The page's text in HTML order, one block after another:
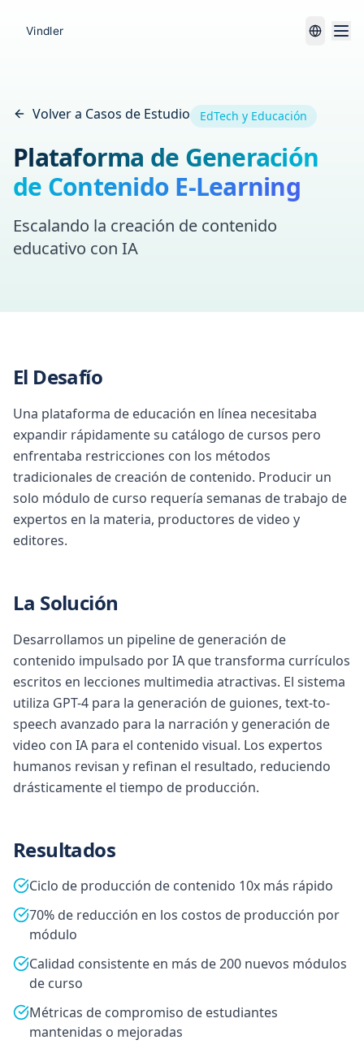
Volver a Casos de Estudio EdTech y Educación
Plataforma de Generación
de Contenido E-Learning
Escalando la creación de contenido
educativo con IA
El Desafío
Una plataforma de educación en línea necesitaba
expandir rápidamente su catálogo de cursos pero
enfrentaba restricciones con los métodos
tradicionales de creación de contenido. Producir un
solo módulo de curso requería semanas de trabajo de
expertos en la materia, productores de video y
editores.
La Solución
Desarrollamos un pipeline de generación de
contenido impulsado por IA que transforma currículos
escritos en lecciones multimedia atractivas. El sistema
utiliza GPT-4 para la generación de guiones, text-to-
speech avanzado para la narración y generación de
video con IA para el contenido visual. Los expertos
humanos revisan y refinan el resultado, reduciendo
drásticamente el tiempo de producción.
Resultados
Ciclo de producción de contenido 10x más rápido
70% de reducción en los costos de producción por
módulo
Calidad consistente en más de 200 nuevos módulos
de curso
Métricas de compromiso de estudiantes
mantenidas o mejoradas